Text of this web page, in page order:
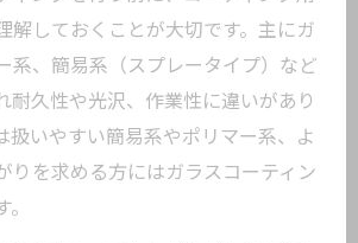
解しておくことが大切です。主にガ
系、簡易系（スプレータイプ）など
耐久性や光沢、作業性に違いがあり
扱いやすい簡易系やポリマー系、よ
りを求める方にはガラスコーティン